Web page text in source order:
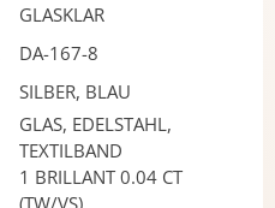
GLASKLAR
DA-167-8
SILBER, BLAU
GLAS, EDELSTAHL,
TEXTILBAND
1 BRILLANT 0.04 CT
(TW/VS)